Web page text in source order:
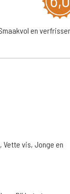
en
Vette vis, Jonge en